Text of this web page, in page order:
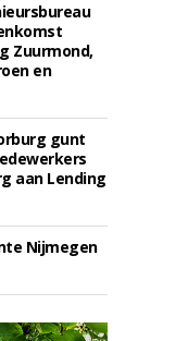
Zuurmond,
en
gunt
aan Lending
Nijmegen